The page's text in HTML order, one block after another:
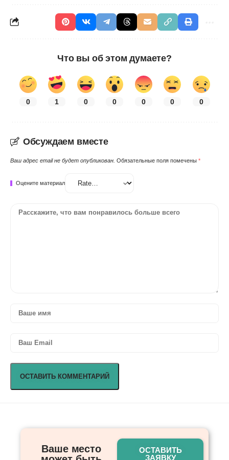
Что вы об этом думаете?
0 1 0 0 0 0 0
Обсуждаем вместе
Ваш адрес email не будет опубликован. Обязательные поля помечены *
Оцените материал
Ваше место
ОСТАВИТЬ
ЗАЯВКУ